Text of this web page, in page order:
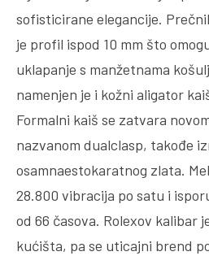
sofisticirane elegancije.
je profil ispod 10 mm što
uklapanje s manžetnama
namenjen je i kožni aligator
Formalni kaiš se zatvara
nazvanom dualclasp, takođe
osamnaestokaratnog zlata.
28.800 vibracija po satu i
od 66 časova. Rolexov kalibar
kućišta, pa se uticajni brend